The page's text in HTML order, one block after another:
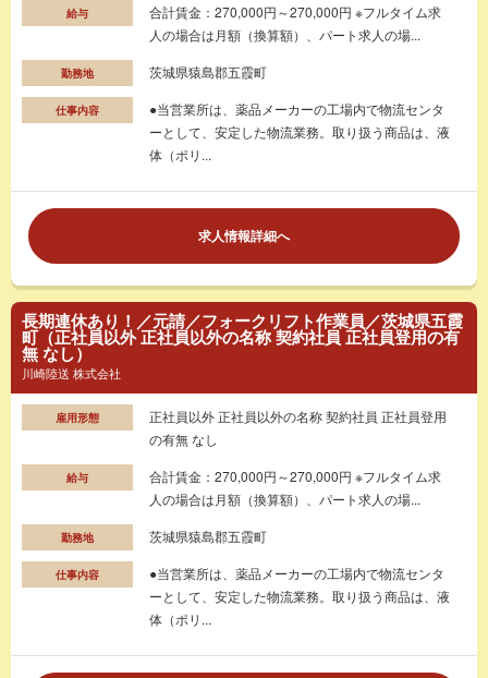
給与
合計賃金：270,000円～270,000円 ※フルタイム求
人の場合は月額（換算額）、パート求人の場...
勤務地 茨城県猿島郡五霞町
仕事内容
●当営業所は、薬品メーカーの工場内で物流センタ
ーとして、安定した物流業務。取り扱う商品は、液
体（ポリ...
求人情報詳細へ
長期連休あり！／元請／フォークリフト作業員／茨城県五霞
町（正社員以外 正社員以外の名称 契約社員 正社員登用の有
無 なし）
川崎陸送 株式会社
雇用形態
正社員以外 正社員以外の名称 契約社員 正社員登用
の有無 なし
給与
合計賃金：270,000円～270,000円 ※フルタイム求
人の場合は月額（換算額）、パート求人の場...
勤務地 茨城県猿島郡五霞町
仕事内容
●当営業所は、薬品メーカーの工場内で物流センタ
ーとして、安定した物流業務。取り扱う商品は、液
体（ポリ...